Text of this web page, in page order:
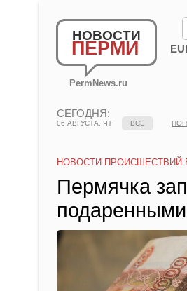
НОВОСТИ
ПЕРМИ
PermNews.ru
СЕГОДНЯ:
06 АВГУСТА, ЧТ ВСЕ
НОВОСТИ ПРОИСШЕСТВИЙ
Пермячка